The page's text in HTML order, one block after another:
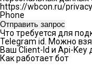
https://wbcon.ru/
Phone
Отправить запрос
Что требуется для
Telegram id. Можно
Ваш Client-Id и Api-Key
Как работает бот